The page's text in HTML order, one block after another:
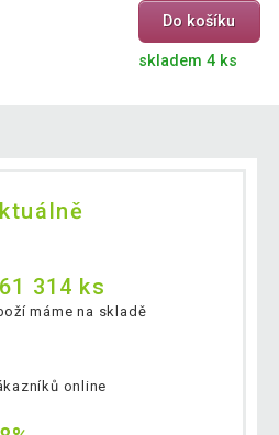
Do košíku
skladem 4 ks
314 ks
máme na skladě
online